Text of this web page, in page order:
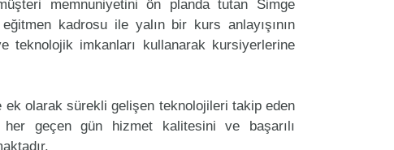
memnuniyetini ön planda tutan Simge
kadrosu ile yalın bir kurs anlayışının
teknolojik imkanları kullanarak kursiyerlerine
ek olarak sürekli gelişen teknolojileri takip eden
geçen gün hizmet kalitesini ve başarılı